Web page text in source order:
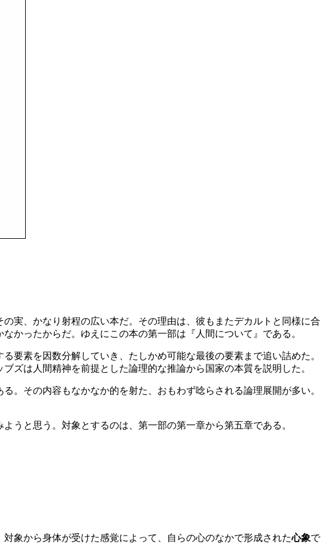
実、かなり射程の広い本だ。その理由は、彼もまたデカルトと同様に合
かったからだ。ゆえにこの本の第一部は『人間について』である。
要素を因数分解していき、たしかめ可能な最後の要素まで追い詰めた。
ズは人間精神を前提とした論理的な推論から国家の本質を説明した。
。その内容もなかなか的を射た、おもわず唸らされる論理展開が多い。
うと思う。対象とするのは、第一部の第一章から第五章である。
象から身体が受けた感覚によって、自らの心のなかで形成された心象で